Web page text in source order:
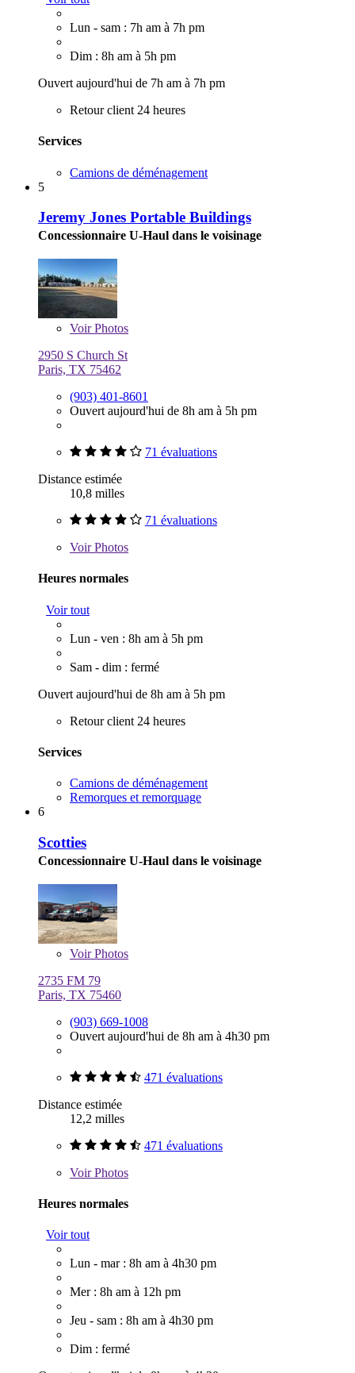
Lun - sam : 7h am à 7h pm
Dim : 8h am à 5h pm
Ouvert aujourd'hui de 7h am à 7h pm
Retour client 24 heures
Services
Camions de déménagement
5
Jeremy Jones Portable Buildings
Concessionnaire U-Haul dans le voisinage
VoirPhotos
2950 S Church St
Paris, TX 75462
(903) 401-8601
Ouvert aujourd'hui de 8h am à 5h pm
71 évaluations
Distance estimée
10,8 milles
71 évaluations
VoirPhotos
Heures normales
Voir tout
Lun - ven : 8h am à 5h pm
Sam - dim : fermé
Ouvert aujourd'hui de 8h am à 5h pm
Retour client 24 heures
Services
Camions de déménagement
Remorques et remorquage
6
Scotties
Concessionnaire U-Haul dans le voisinage
VoirPhotos
2735 FM 79
Paris, TX 75460
(903) 669-1008
Ouvert aujourd'hui de 8h am à 4h30 pm
471 évaluations
Distance estimée
12,2 milles
471 évaluations
VoirPhotos
Heures normales
Voir tout
Lun - mar : 8h am à 4h30 pm
Mer : 8h am à 12h pm
Jeu - sam : 8h am à 4h30 pm
Dim : fermé